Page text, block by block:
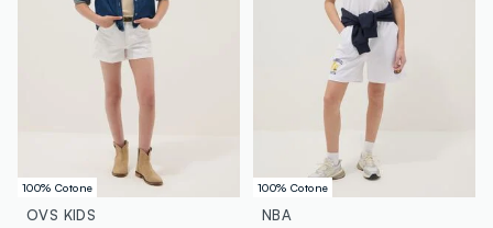
100% Cotone
OVS KIDS
100% Cotone
NBA